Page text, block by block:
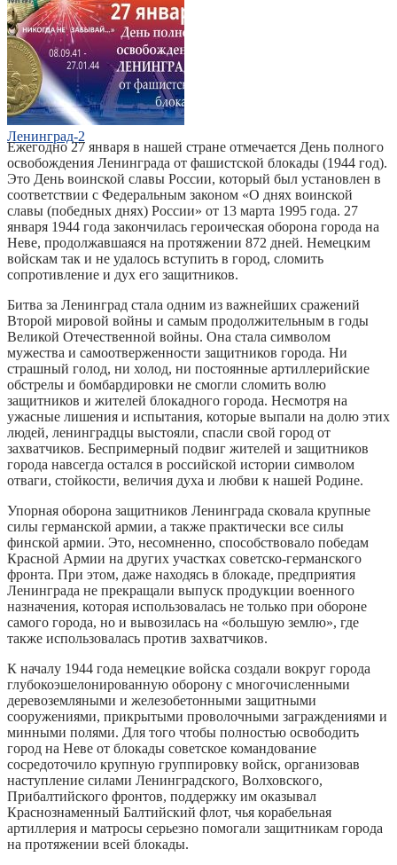
Ленинград-2
Ежегодно 27 января в нашей стране отмечается День полного
освобождения Ленинграда от фашистской блокады (1944 год).
Это День воинской славы России, который был установлен в
соответствии с Федеральным законом «О днях воинской
славы (победных днях) России» от 13 марта 1995 года. 27
января 1944 года закончилась героическая оборона города на
Неве, продолжавшаяся на протяжении 872 дней. Немецким
войскам так и не удалось вступить в город, сломить
сопротивление и дух его защитников.
Битва за Ленинград стала одним из важнейших сражений
Второй мировой войны и самым продолжительным в годы
Великой Отечественной войны. Она стала символом
мужества и самоотверженности защитников города. Ни
страшный голод, ни холод, ни постоянные артиллерийские
обстрелы и бомбардировки не смогли сломить волю
защитников и жителей блокадного города. Несмотря на
ужасные лишения и испытания, которые выпали на долю этих
людей, ленинградцы выстояли, спасли свой город от
захватчиков. Беспримерный подвиг жителей и защитников
города навсегда остался в российской истории символом
отваги, стойкости, величия духа и любви к нашей Родине.
Упорная оборона защитников Ленинграда сковала крупные
силы германской армии, а также практически все силы
финской армии. Это, несомненно, способствовало победам
Красной Армии на других участках советско-германского
фронта. При этом, даже находясь в блокаде, предприятия
Ленинграда не прекращали выпуск продукции военного
назначения, которая использовалась не только при обороне
самого города, но и вывозилась на «большую землю», где
также использовалась против захватчиков.
К началу 1944 года немецкие войска создали вокруг города
глубокоэшелонированную оборону с многочисленными
деревоземляными и железобетонными защитными
сооружениями, прикрытыми проволочными заграждениями и
минными полями. Для того чтобы полностью освободить
город на Неве от блокады советское командование
сосредоточило крупную группировку войск, организовав
наступление силами Ленинградского, Волховского,
Прибалтийского фронтов, поддержку им оказывал
Краснознаменный Балтийский флот, чья корабельная
артиллерия и матросы серьезно помогали защитникам города
на протяжении всей блокады.